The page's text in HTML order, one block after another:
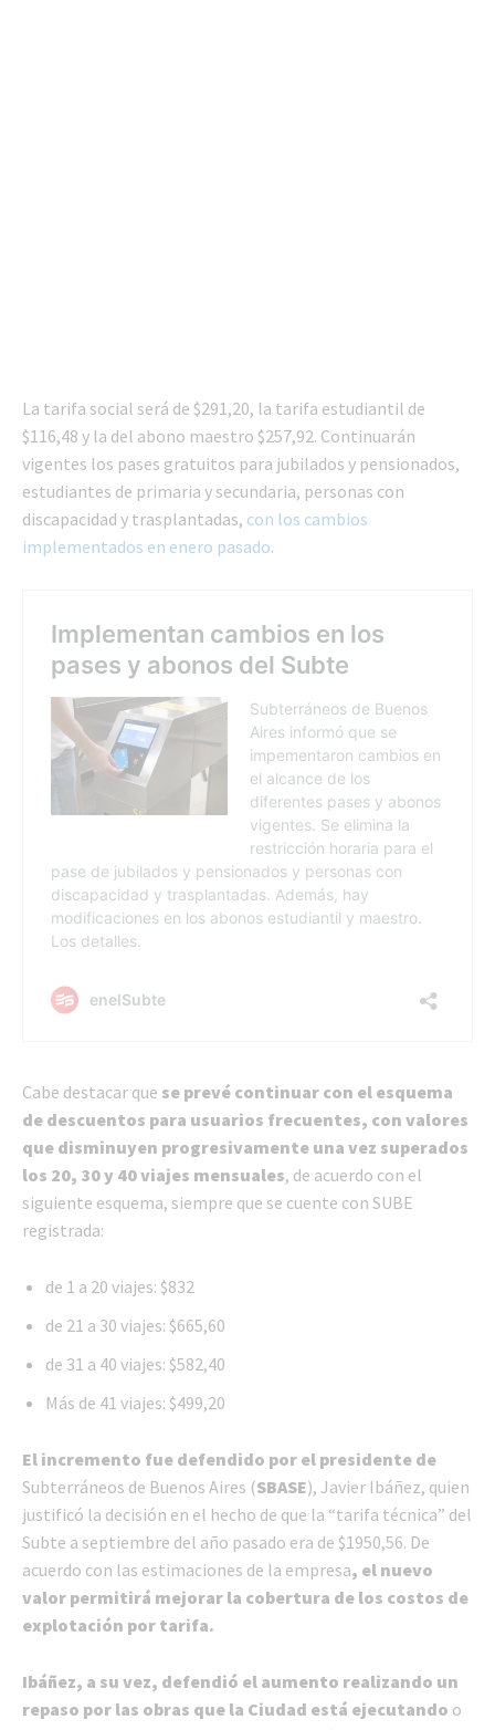
La tarifa social será de $291,20, la tarifa estudiantil de
$116,48 y la del abono maestro $257,92. Continuarán
vigentes los pases gratuitos para jubilados y pensionados,
estudiantes de primaria y secundaria, personas con
discapacidad y trasplantadas, con los cambios
implementados en enero pasado.
Cabe destacar que se prevé continuar con el esquema
de descuentos para usuarios frecuentes, con valores
que disminuyen progresivamente una vez superados
los 20, 30 y 40 viajes mensuales, de acuerdo con el
siguiente esquema, siempre que se cuente con SUBE
registrada:
de 1 a 20 viajes: $832
de 21 a 30 viajes: $665,60
de 31 a 40 viajes: $582,40
Más de 41 viajes: $499,20
El incremento fue defendido por el presidente de
Subterráneos de Buenos Aires (SBASE), Javier Ibáñez, quien
justificó la decisión en el hecho de que la “tarifa técnica” del
Subte a septiembre del año pasado era de $1950,56. De
acuerdo con las estimaciones de la empresa, el nuevo
valor permitirá mejorar la cobertura de los costos de
explotación por tarifa.
Ibáñez, a su vez, defendió el aumento realizando un
repaso por las obras que la Ciudad está ejecutando o